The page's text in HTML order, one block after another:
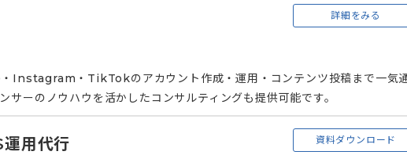
詳細をみる
Instagram・TikTokのアカウント作成・運用・コンテンツ投稿まで一気
サーのノウハウを活かしたコンサルティングも提供可能です。
用代行 資料ダウンロード